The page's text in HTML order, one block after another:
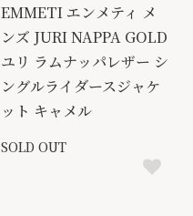
EMMETI エンメティ メ
ンズ JURI NAPPA GOLD
ユリ ラムナッパレザー シ
ングルライダースジャケ
ット キャメル
SOLD OUT